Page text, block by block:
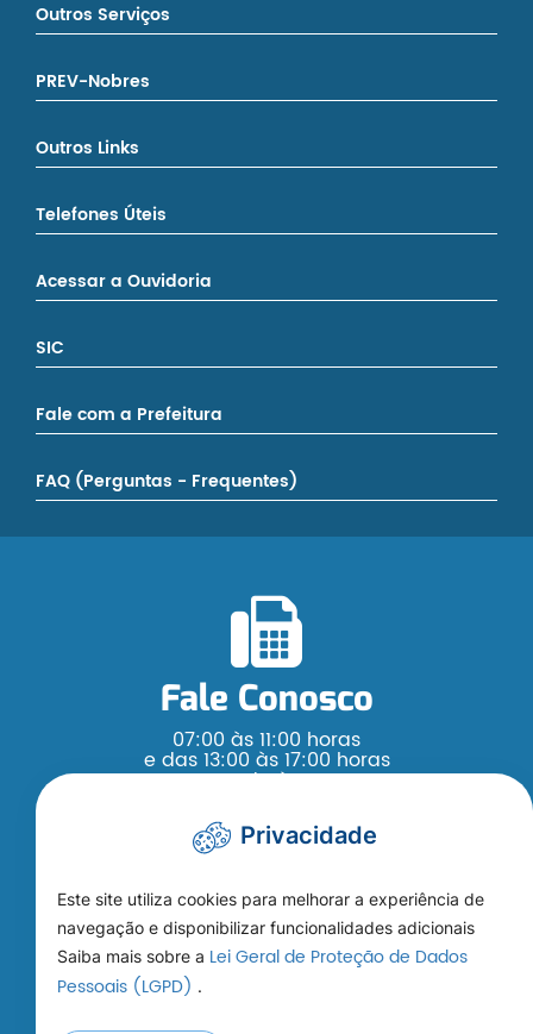
Outros Serviços
PREV-Nobres
Outros Links
Telefones Úteis
Acessar a Ouvidoria
SIC
Fale com a Prefeitura
FAQ (Perguntas - Frequentes)
Fale Conosco
07:00 às 11:00 horas
e das 13:00 às 17:00 horas
Segunda à Sexta
(65) 3376 - 4200
Como Chegar
Privacidade
Este site utiliza cookies para melhorar a experiência de
navegação e disponibilizar funcionalidades adicionais
Saiba mais sobre a Lei Geral de Proteção de Dados
Pessoais (LGPD) .